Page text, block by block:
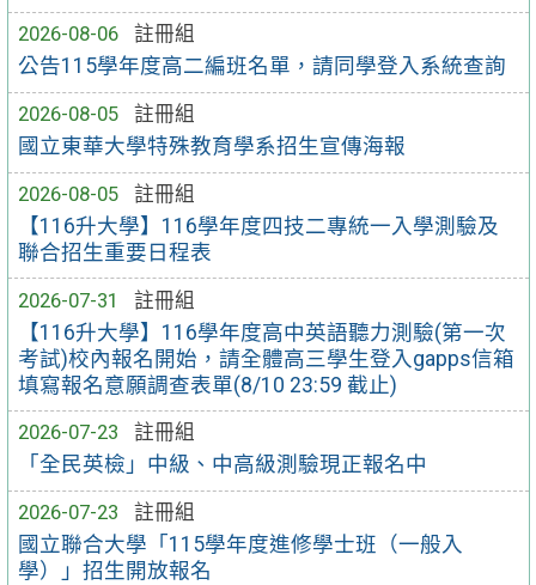
2026-08-06
註冊組
公告115學年度高二編班名單，請同學登入系統查詢
2026-08-05
註冊組
國立東華大學特殊教育學系招生宣傳海報
2026-08-05
註冊組
【116升大學】116學年度四技二專統一入學測驗及
聯合招生重要日程表
2026-07-31
註冊組
【116升大學】116學年度高中英語聽力測驗(第一次
考試)校內報名開始，請全體高三學生登入gapps信箱
填寫報名意願調查表單(8/10 23:59 截止)
2026-07-23
註冊組
「全民英檢」中級、中高級測驗現正報名中
2026-07-23
註冊組
國立聯合大學「115學年度進修學士班（一般入
學）」招生開放報名